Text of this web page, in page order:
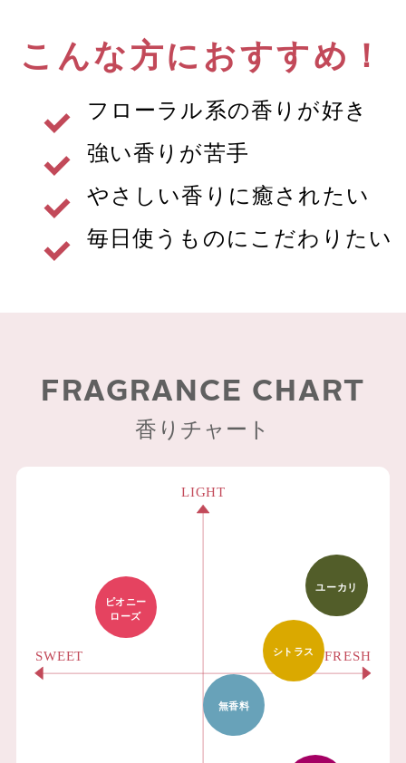
こんな方におすすめ！
フローラル系の香りが好き
強い香りが苦手
やさしい香りに癒されたい
毎日使うものにこだわりたい
FRAGRANCE CHART
香りチャート
無香料
ユーカリ
シトラス
ピオニー
ローズ